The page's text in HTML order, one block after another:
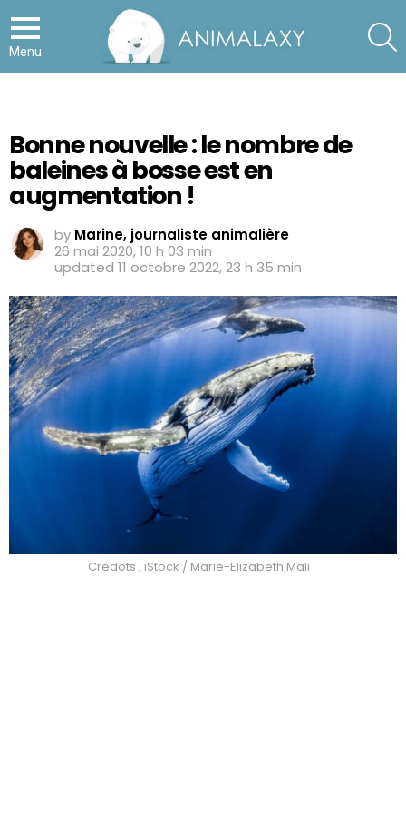
Menu
Bonne nouvelle : le nombre de
baleines à bosse est en
augmentation !
by Marine, journaliste animalière
26 mai 2020, 10 h 03 min
updated 11 octobre 2022, 23 h 35 min
Crédots ; iStock / Marie-Elizabeth Mali